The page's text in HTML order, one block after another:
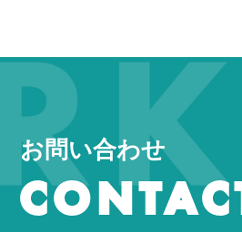
お問い合わせ